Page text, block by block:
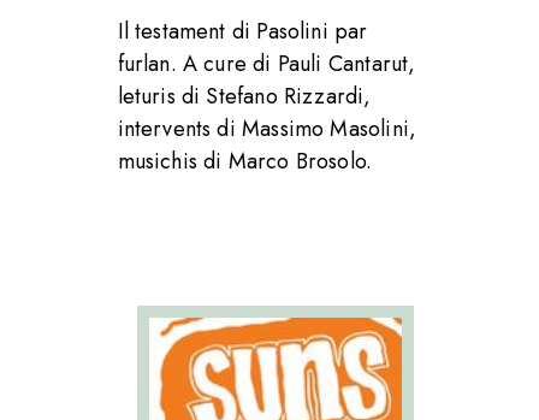
Il testament di Pasolini par
furlan. A cure di Pauli Cantarut,
leturis di Stefano Rizzardi,
intervents di Massimo Masolini,
musichis di Marco Brosolo.